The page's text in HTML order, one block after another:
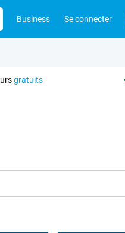
Business Se connecter
gratuits